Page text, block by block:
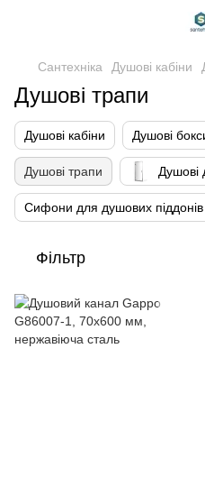
Сантехніка Душові кабіни
Душові трапи
Душові кабіни Душові
Душові трапи Душові
Сифони для душових піддонів
Фільтр